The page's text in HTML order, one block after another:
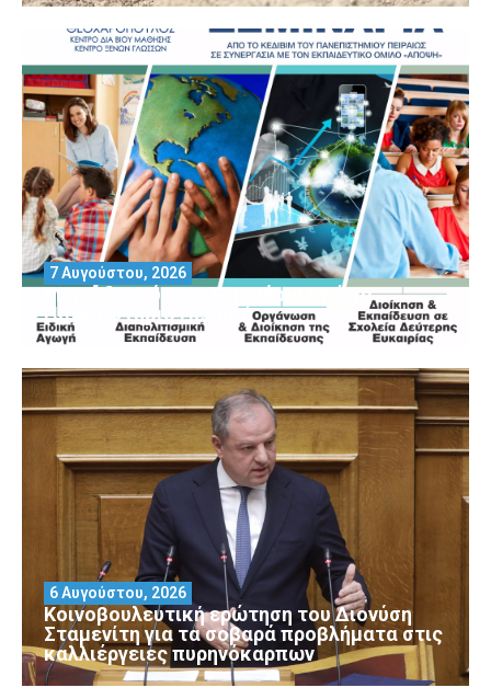
Μοριοδοτούμενα Σεμινάρια από το
Πανεπιστήμιο Πειραιά
7 Αυγούστου, 2026
Κοινοβουλευτική ερώτηση του Διονύση
Σταμενίτη για τα σοβαρά προβλήματα στις
καλλιέργειες πυρηνόκαρπων
6 Αυγούστου, 2026